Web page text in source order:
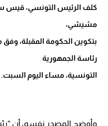
كلف الرئيس التونسي، قيس
مشيشي،
بتكوين الحكومة المقبلة،
رئاسة الجمهورية
التونسية، مساء اليوم السبت.
وأوضح المصدر نفسه، أن